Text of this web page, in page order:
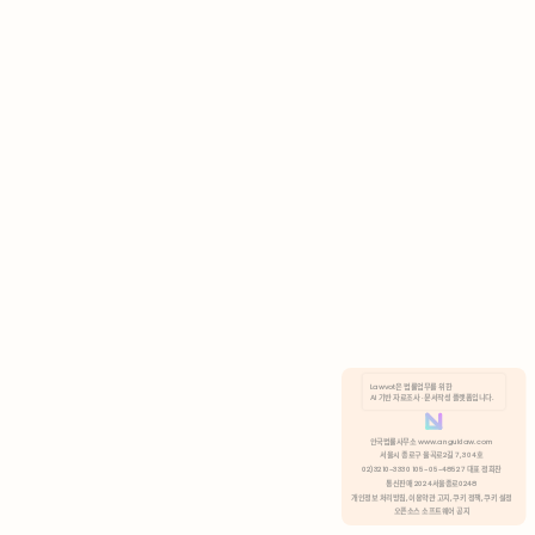
분석 쿠키 허용
Lawvot은 법률업무를 위한
AI 기반 자료조사 · 문서작성 플랫폼입니다.
안국법률사무소 www.anguklaw.com
서울시 종로구 율곡로2길 7, 304호
02)3210-3330 105-05-48527 대표 정희찬
통신판매 2024서울종로0248
개인정보 처리방침, 이용약관 고지, 쿠키 정책, 쿠키 설정
오픈소스 소프트웨어 공지